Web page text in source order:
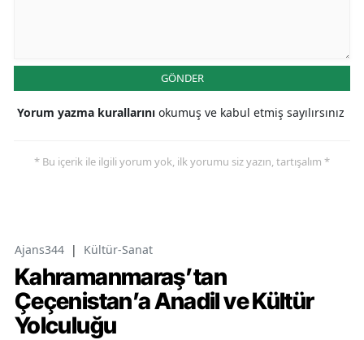
GÖNDER
Yorum yazma kurallarını okumuş ve kabul etmiş sayılırsınız
* Bu içerik ile ilgili yorum yok, ilk yorumu siz yazın, tartışalım *
Ajans344 | Kültür-Sanat
Kahramanmaraş’tan
Çeçenistan’a Anadil ve Kültür
Yolculuğu